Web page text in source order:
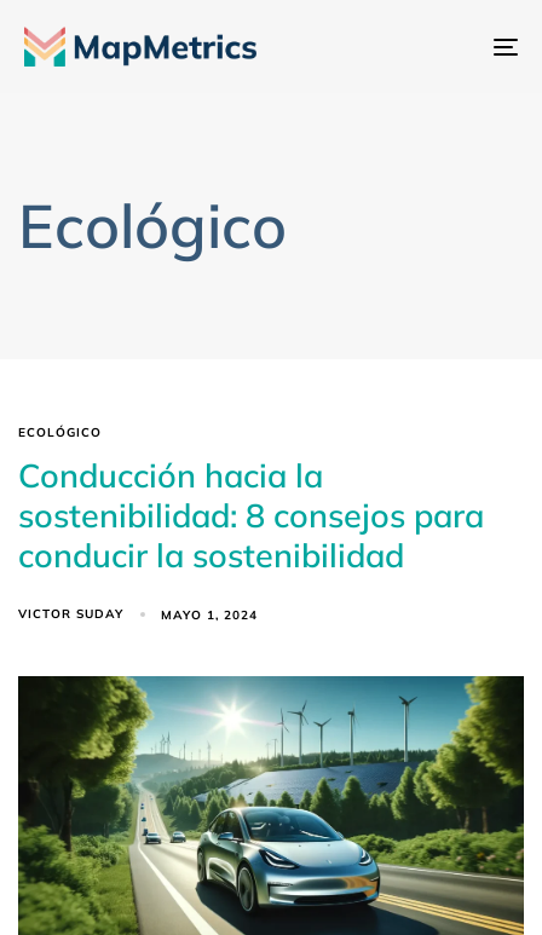
Ecológico
ECOLÓGICO
Conducción hacia la
sostenibilidad: 8 consejos para
conducir la sostenibilidad
VICTOR SUDAY MAYO 1, 2024